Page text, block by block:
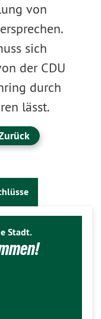
von
sich
der CDU
durch
lässt.
Stadt.